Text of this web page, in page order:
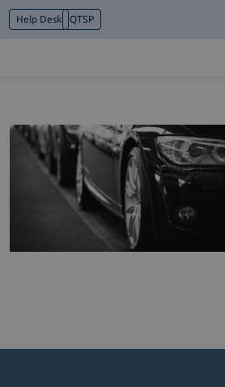
Help Desk QTSP
Cosa facciamo
Piattaforme
Industry
News e Media
Contattaci